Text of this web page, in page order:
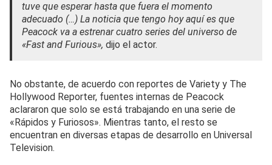
tuve que esperar hasta que fuera el momento
adecuado (…) La noticia que tengo hoy aquí es que
Peacock va a estrenar cuatro series del universo de
«Fast and Furious», dijo el actor.
No obstante, de acuerdo con reportes de Variety y The
Hollywood Reporter, fuentes internas de Peacock
aclararon que solo se está trabajando en una serie de
«Rápidos y Furiosos». Mientras tanto, el resto se
encuentran en diversas etapas de desarrollo en Universal
Television.